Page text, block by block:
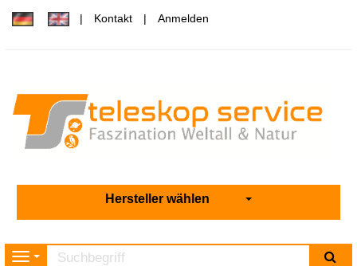
Kontakt Anmelden
Hersteller wählen
Navigation